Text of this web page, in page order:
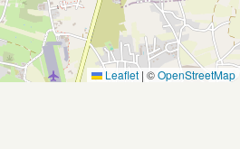
Leaflet | ©OpenStreetMap